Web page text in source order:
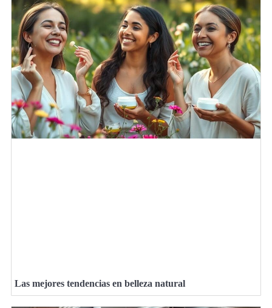
Las mejores tendencias en belleza natural